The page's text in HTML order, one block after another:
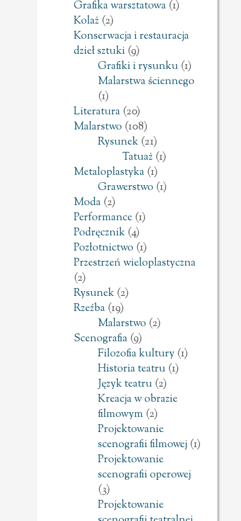
Grafika warsztatowa(1)
Kolaż(2)
Konserwacja i restauracja
dzieł sztuki(9)
Grafiki i rysunku(1)
Malarstwa ściennego
(1)
Literatura(20)
Malarstwo (108)
Rysunek(21)
Tatuaż(1)
Metaloplastyka(1)
Grawerstwo (1)
Moda(2)
Performance(1)
Podręcznik(4)
Pozłotnictwo (1)
Przestrzeń wieloplastyczna
(2)
Rysunek(2)
Rzeźba(19)
Malarstwo (2)
Scenografia(9)
Filozofia kultury(1)
Historia teatru(1)
Język teatru(2)
Kreacja w obrazie
filmowym (2)
Projektowanie
scenografii filmowej(1)
Projektowanie
scenografii operowej
(3)
Projektowanie